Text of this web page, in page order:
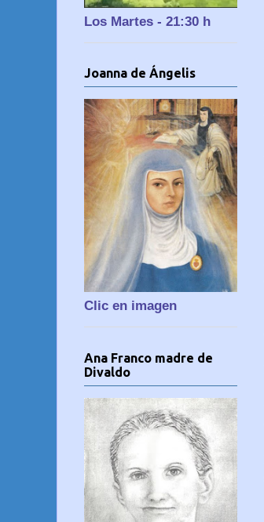
Los Martes - 21:30 h
Joanna de Ángelis
Clic en imagen
Ana Franco madre de
Divaldo